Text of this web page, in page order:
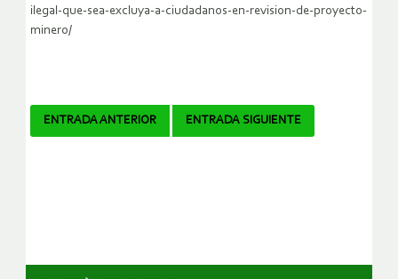
ilegal-que-sea-excluya-a-ciudadanos-en-revision-de-proyecto-
minero/
Navegador
ENTRADA ANTERIOR ENTRADA SIGUIENTE